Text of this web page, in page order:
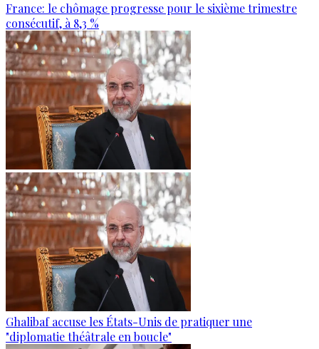
France: le chômage progresse pour le sixième trimestre
consécutif, à 8,3 %
Ghalibaf accuse les États-Unis de pratiquer une
"diplomatie théâtrale en boucle"